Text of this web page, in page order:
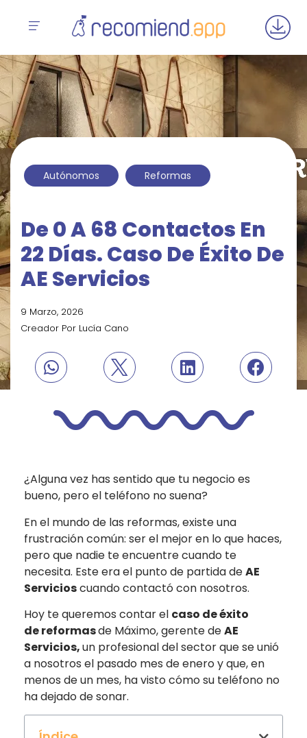
Autónomos Reformas
De 0 A 68 Contactos En
22 Días. Caso De Éxito De
AE Servicios
9 Marzo, 2026
Creador Por Lucía Cano
¿Alguna vez has sentido que tu negocio es
bueno, pero el teléfono no suena?
En el mundo de las reformas, existe una
frustración común: ser el mejor en lo que haces,
pero que nadie te encuentre cuando te
necesita. Este era el punto de partida deAE
Servicioscuando contactó con nosotros.
Hoy te queremos contar el caso de éxito
dereformasde Máximo,gerente deAE
Servicios,un profesional del sector que se unió
a nosotros el pasado mes de enero y que, en
menos de un mes, ha visto cómo su teléfono no
ha dejado de sonar.